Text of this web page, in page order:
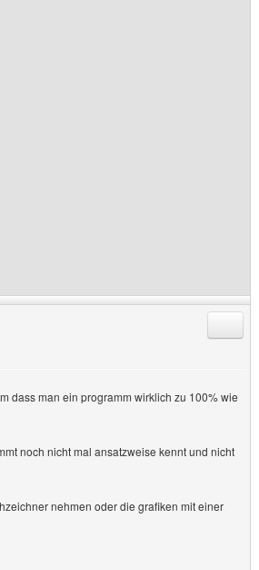
dass man ein programm wirklich zu 100% wie
noch nicht mal ansatzweise kennt und nicht
nehmen oder die grafiken mit einer